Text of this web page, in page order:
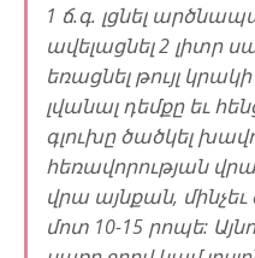
1 ճ.գ. լցնել
ավելացնել 2 լիտր
եռացնել թույլ
լվանալ դեմքը եւ
գլուխը ծածկել
հեռավորության
վրա այնքան,
մոտ 10-15 րոպե: